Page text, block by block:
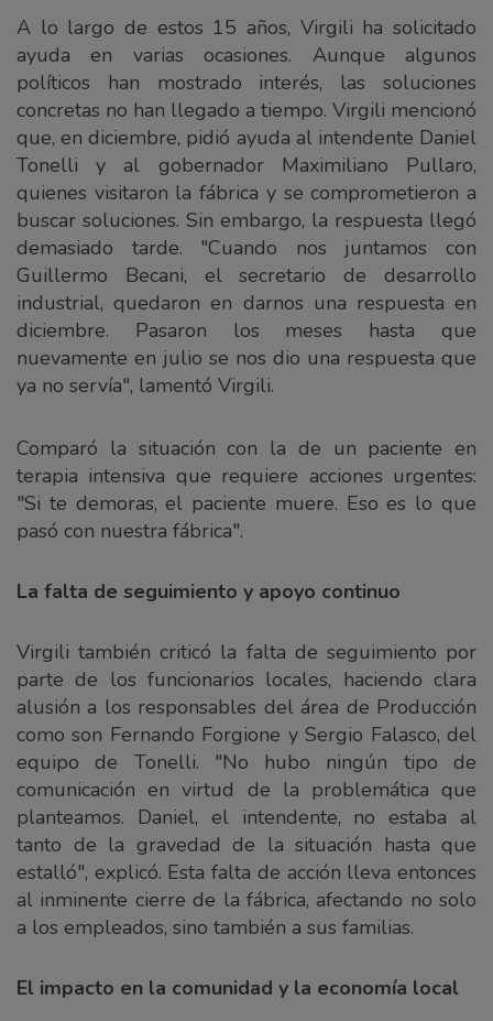
A lo largo de estos 15 años, Virgili ha solicitado
ayuda en varias ocasiones. Aunque algunos
políticos han mostrado interés, las soluciones
concretas no han llegado a tiempo. Virgili mencionó
que, en diciembre, pidió ayuda al intendente Daniel
Tonelli y al gobernador Maximiliano Pullaro,
quienes visitaron la fábrica y se comprometieron a
buscar soluciones. Sin embargo, la respuesta llegó
demasiado tarde. "Cuando nos juntamos con
Guillermo Becani, el secretario de desarrollo
industrial, quedaron en darnos una respuesta en
diciembre. Pasaron los meses hasta que
nuevamente en julio se nos dio una respuesta que
ya no servía", lamentó Virgili.
Comparó la situación con la de un paciente en
terapia intensiva que requiere acciones urgentes:
"Si te demoras, el paciente muere. Eso es lo que
pasó con nuestra fábrica".
La falta de seguimiento y apoyo continuo
Virgili también criticó la falta de seguimiento por
parte de los funcionarios locales, haciendo clara
alusión a los responsables del área de Producción
como son Fernando Forgione y Sergio Falasco, del
equipo de Tonelli. "No hubo ningún tipo de
comunicación en virtud de la problemática que
planteamos. Daniel, el intendente, no estaba al
tanto de la gravedad de la situación hasta que
estalló", explicó. Esta falta de acción lleva entonces
al inminente cierre de la fábrica, afectando no solo
a los empleados, sino también a sus familias.
El impacto en la comunidad y la economía local